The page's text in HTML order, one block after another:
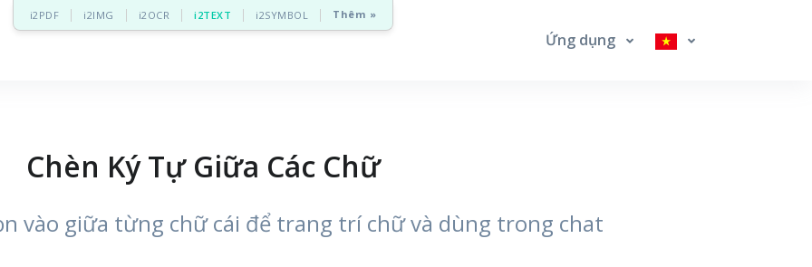
i2PDF i2IMG i2OCR i2TEXT i2SYMBOL Thêm »
Ứng dụng
Chèn Ký Tự Giữa Các Chữ
vào giữa từng chữ cái để trang trí chữ và dùng trong chat